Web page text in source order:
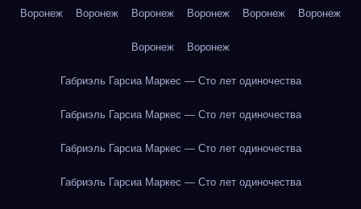
Воронеж Воронеж Воронеж Воронеж Воронеж Воронеж
Воронеж Воронеж
Габриэль Гарсиа Маркес — Сто лет одиночества
Габриэль Гарсиа Маркес — Сто лет одиночества
Габриэль Гарсиа Маркес — Сто лет одиночества
Габриэль Гарсиа Маркес — Сто лет одиночества